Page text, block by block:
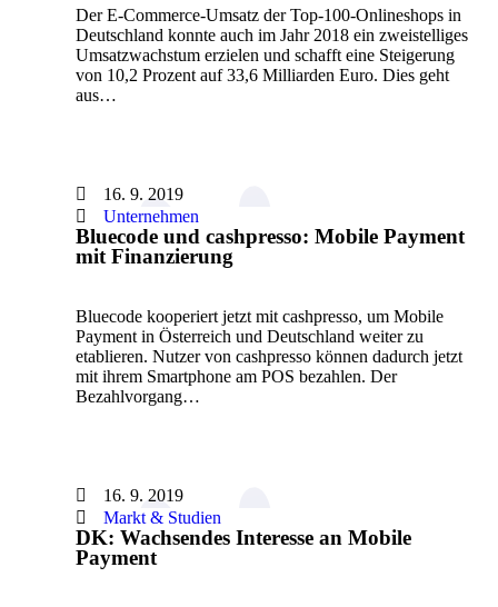
Der E-Commerce-Umsatz der Top-100-Onlineshops in
Deutschland konnte auch im Jahr 2018 ein zweistelliges
Umsatzwachstum erzielen und schafft eine Steigerung
von 10,2 Prozent auf 33,6 Milliarden Euro. Dies geht
aus…
16. 9. 2019
Unternehmen
Bluecode und cashpresso: Mobile Payment
mit Finanzierung
Bluecode kooperiert jetzt mit cashpresso, um Mobile
Payment in Österreich und Deutschland weiter zu
etablieren. Nutzer von cashpresso können dadurch jetzt
mit ihrem Smartphone am POS bezahlen. Der
Bezahlvorgang…
16. 9. 2019
Markt & Studien
DK: Wachsendes Interesse an Mobile
Payment